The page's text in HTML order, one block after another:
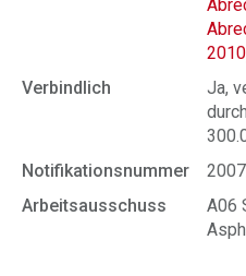
Verbindlich
Ja,
Notifikationsnummer
Arbeitsausschuss
A06